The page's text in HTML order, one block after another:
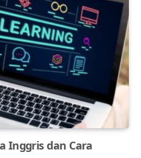
Inggris dan Cara